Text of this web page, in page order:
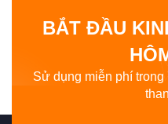
BẮT ĐẦU
Sử dụng miễn phí